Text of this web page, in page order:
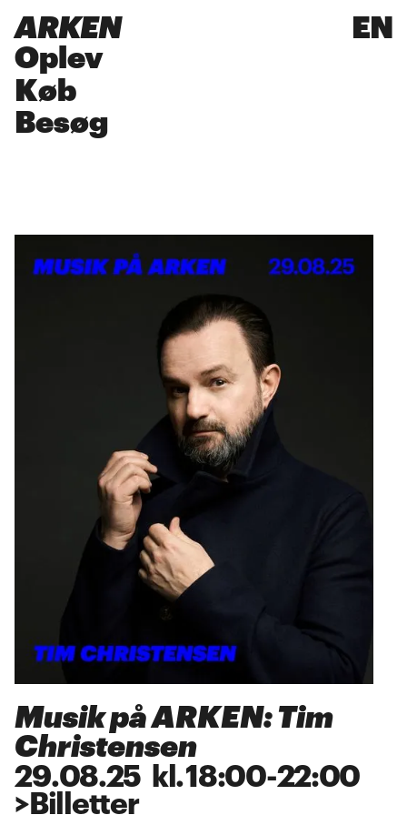
ARKEN
EN
Oplev
Køb
Besøg
Musik på ARKEN: Tim
Christensen
29.08.25 kl.18:00-22:00
> Billetter